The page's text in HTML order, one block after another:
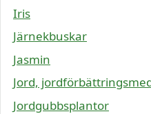
Iris
Järnekbuskar
Jasmin
Jord,
Jordgubbsplantor